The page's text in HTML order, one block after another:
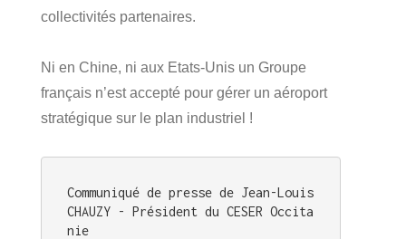
collectivités partenaires.
Ni en Chine, ni aux Etats-Unis un Groupe
français n’est accepté pour gérer un aéroport
stratégique sur le plan industriel !
Communiqué de presse de Jean-Louis
CHAUZY - Président du CESER Occita
nie